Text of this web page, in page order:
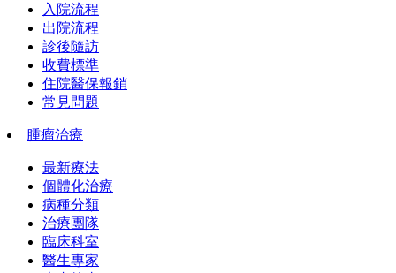
入院流程
出院流程
診後隨訪
收費標準
住院醫保報銷
常見問題
腫瘤治療
最新療法
個體化治療
病種分類
治療團隊
臨床科室
醫生專家